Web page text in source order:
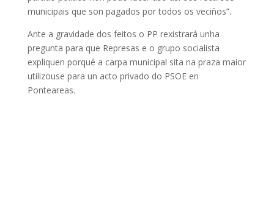
municipais que son pagados por todos os veciños”.
Ante a gravidade dos feitos o PP rexistrará unha
pregunta para que Represas e o grupo socialista
expliquen porqué a carpa municipal sita na praza maior
utilizouse para un acto privado do PSOE en
Ponteareas.